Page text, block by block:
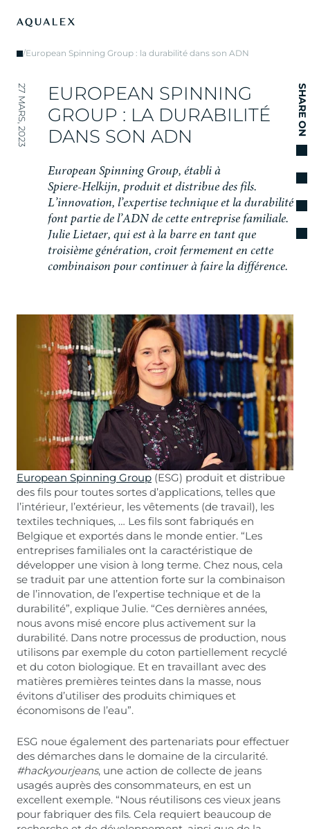
/European Spinning Group : la durabilité dans son ADN
27 MARS, 2023 EUROPEAN SPINNING
GROUP : LA DURABILITÉ
DANS SON ADN
European Spinning Group, établi à
Spiere-Helkijn, produit et distribue des fils.
L’innovation, l’expertise technique et la durabilité
font partie de l’ADN de cette entreprise familiale.
Julie Lietaer, qui est à la barre en tant que
troisième génération, croit fermement en cette
combinaison pour continuer à faire la différence.
SHARE ON
European Spinning Group (ESG) produit et distribue
des fils pour toutes sortes d’applications, telles que
l’intérieur, l’extérieur, les vêtements (de travail), les
textiles techniques, … Les fils sont fabriqués en
Belgique et exportés dans le monde entier. “Les
entreprises familiales ont la caractéristique de
développer une vision à long terme. Chez nous, cela
se traduit par une attention forte sur la combinaison
de l’innovation, de l’expertise technique et de la
durabilité”, explique Julie. “Ces dernières années,
nous avons misé encore plus activement sur la
durabilité. Dans notre processus de production, nous
utilisons par exemple du coton partiellement recyclé
et du coton biologique. Et en travaillant avec des
matières premières teintes dans la masse, nous
évitons d’utiliser des produits chimiques et
économisons de l’eau”.
ESG noue également des partenariats pour effectuer
des démarches dans le domaine de la circularité.
#hackyourjeans, une action de collecte de jeans
usagés auprès des consommateurs, en est un
excellent exemple. “Nous réutilisons ces vieux jeans
pour fabriquer des fils. Cela requiert beaucoup de